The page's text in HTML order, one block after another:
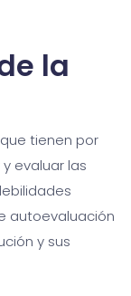
la
tienen por
evaluar las
autoevaluación
y sus